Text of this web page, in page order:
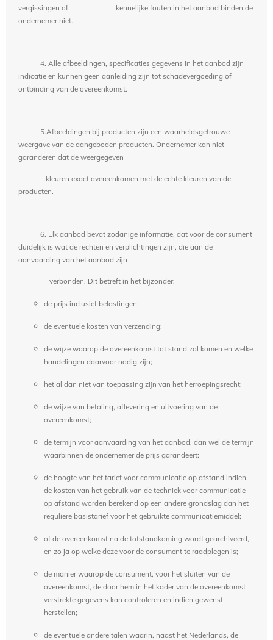
vergissingen of kennelijke fouten in het aanbod binden de
ondernemer niet.
4. Alle afbeeldingen, specificaties gegevens in het aanbod zijn
indicatie en kunnen geen aanleiding zijn tot schadevergoeding of
ontbinding van de overeenkomst.
5.Afbeeldingen bij producten zijn een waarheidsgetrouwe
weergave van de aangeboden producten. Ondernemer kan niet
garanderen dat de weergegeven
kleuren exact overeenkomen met de echte kleuren van de
producten.
6. Elk aanbod bevat zodanige informatie, dat voor de consument
duidelijk is wat de rechten en verplichtingen zijn, die aan de
aanvaarding van het aanbod zijn
verbonden. Dit betreft in het bijzonder:
de prijs inclusief belastingen;
de eventuele kosten van verzending;
de wijze waarop de overeenkomst tot stand zal komen en welke
handelingen daarvoor nodig zijn;
het al dan niet van toepassing zijn van het herroepingsrecht;
de wijze van betaling, aflevering en uitvoering van de
overeenkomst;
de termijn voor aanvaarding van het aanbod, dan wel de termijn
waarbinnen de ondernemer de prijs garandeert;
de hoogte van het tarief voor communicatie op afstand indien
de kosten van het gebruik van de techniek voor communicatie
op afstand worden berekend op een andere grondslag dan het
reguliere basistarief voor het gebruikte communicatiemiddel;
of de overeenkomst na de totstandkoming wordt gearchiveerd,
en zo ja op welke deze voor de consument te raadplegen is;
de manier waarop de consument, voor het sluiten van de
overeenkomst, de door hem in het kader van de overeenkomst
verstrekte gegevens kan controleren en indien gewenst
herstellen;
de eventuele andere talen waarin, naast het Nederlands, de